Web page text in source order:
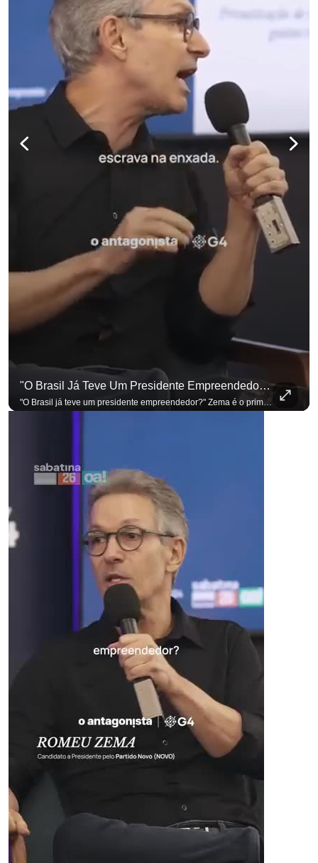
"O Brasil Já Teve Um Presidente Empreendedor?"
"O Brasil já teve um presidente empreendedor?" Zema é o primeiro a sentar na cadeira. Outros três presidenciáveis ainda vão passar por ela. A Sabatina Presidencial está no ar, com perguntas que vieram de uma pesquisa inédita com empresários. Acompanhe AO VIVO no YouTube do G4 Business. Se você busca informação com credibilidade, inscreva-se agora e ative o
para não perder nenhuma atualização! Ouça O Antagonista nos